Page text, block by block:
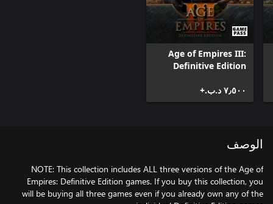
Age of Empires III:
Definitive Edition
٧٫٥٠٠ د.ب.‏+
الوصف
NOTE: This collection includes ALL three versions of the Age of
Empires: Definitive Edition games. If you buy this collection, you
will be buying all three games even if you already own any of the